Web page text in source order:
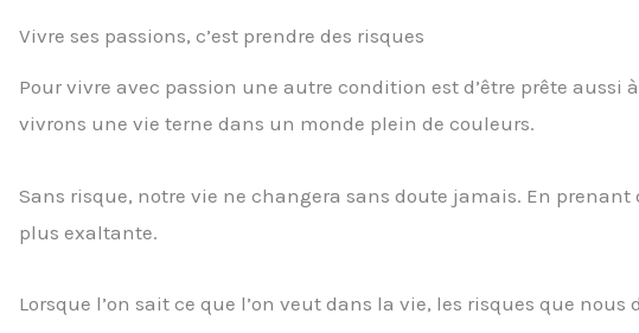
Vivre ses passions, c’est prendre des risques
Pour vivre avec passion une autre condition est d’être prête aussi
vivrons une vie terne dans un monde plein de couleurs.
Sans risque, notre vie ne changera sans doute jamais. En
plus exaltante.
Lorsque l’on sait ce que l’on veut dans la vie, les risques que